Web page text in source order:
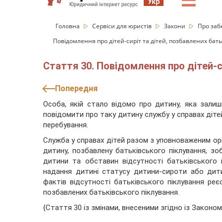
Головна Сервіси для юристів Закони
Про
Повідомлення про дітей-сиріт та дітей, позбавлених
Стаття 30. Повідомлення про дітей-
Попередня
Особа, якій стало відомо про дитину, яка
повідомити про таку дитину службу у справах
перебування.
Служба у справах дітей разом з уповноваженим
дитину, позбавлену батьківського піклування,
дитини та обставин відсутності
надання дитині статусу дитини-сироти або
фактів відсутності батьківського піклування
позбавлених батьківського піклування.
{Стаття 30 із змінами, внесеними згідно із